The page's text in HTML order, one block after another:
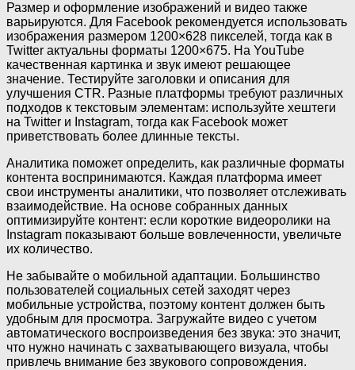
Размер и оформление изображений и видео также
варьируются. Для Facebook рекомендуется использовать
изображения размером 1200×628 пикселей, тогда как в
Twitter актуальны форматы 1200×675. На YouTube
качественная картинка и звук имеют решающее
значение. Тестируйте заголовки и описания для
улучшения CTR. Разные платформы требуют различных
подходов к текстовым элементам: используйте хештеги
на Twitter и Instagram, тогда как Facebook может
приветствовать более длинные тексты.
Аналитика поможет определить, как различные форматы
контента воспринимаются. Каждая платформа имеет
свои инструменты аналитики, что позволяет отслеживать
взаимодействие. На основе собранных данных
оптимизируйте контент: если короткие видеоролики на
Instagram показывают больше вовлеченности, увеличьте
их количество.
Не забывайте о мобильной адаптации. Большинство
пользователей социальных сетей заходят через
мобильные устройства, поэтому контент должен быть
удобным для просмотра. Загружайте видео с учетом
автоматического воспроизведения без звука: это значит,
что нужно начинать с захватывающего визуала, чтобы
привлечь внимание без звукового сопровождения.